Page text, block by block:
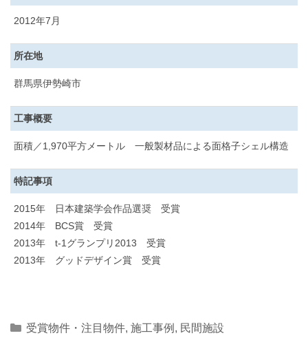
2012年7月
所在地
群馬県伊勢崎市
工事概要
面積／1,970平方メートル 一般製材品による面格子シェル構造
特記事項
2015年 日本建築学会作品選奨 受賞
2014年 BCS賞 受賞
2013年 t-1グランプリ2013 受賞
2013年 グッドデザイン賞 受賞
Categories
受賞物件・注目物件, 施工事例 , 民間施設